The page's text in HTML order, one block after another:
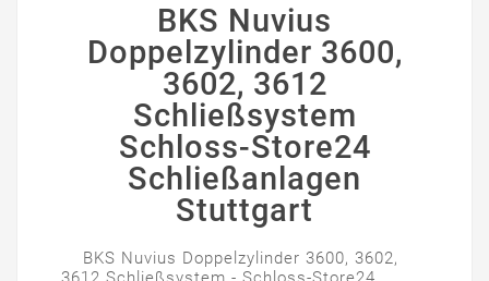
BKS Nuvius
Doppelzylinder 3600,
3602, 3612
Schließsystem
Schloss-Store24
Schließanlagen
Stuttgart
BKS Nuvius Doppelzylinder 3600, 3602,